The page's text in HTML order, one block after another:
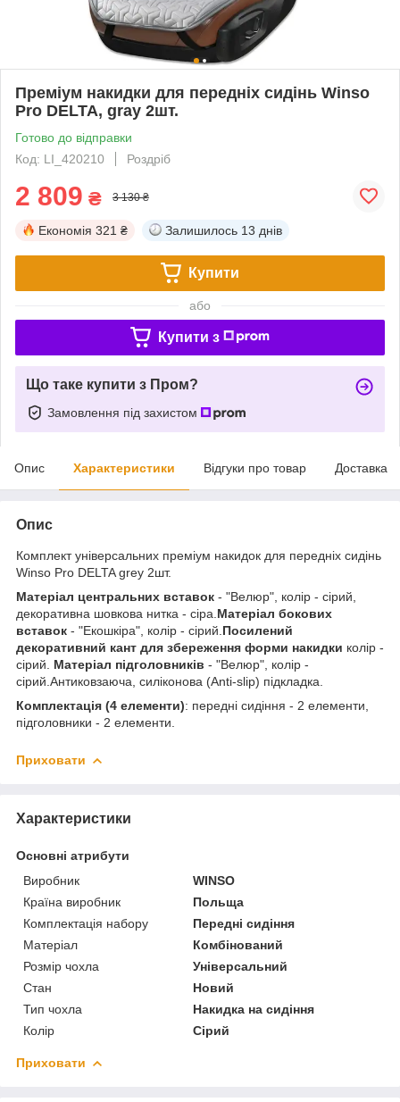
Преміум накидки для передніх сидінь Winso
Pro DELTA, gray 2шт.
Готово до відправки
Код: LI_420210
Роздріб
2 809 ₴ 3 130 ₴
Економія 321 ₴ Залишилось 13 днів
Купити
або
Купити з
Що таке купити з Пром?
Замовлення під захистом
Опис Характеристики Відгуки про товар Доставка
Опис
Комплект універсальних преміум накидок для передніх сидінь
Winso Pro DELTA grey 2шт.
Матеріал центральних вставок - "Велюр", колір - сірий,
декоративна шовкова нитка - сіра. Матеріал бокових
вставок - "Екошкіра", колір - сірий. Посилений
декоративний кант для збереження форми накидки колір -
сірий. Матеріал підголовників - "Велюр", колір -
сірий.Антиковзаюча, силіконова (Anti-slip) підкладка.
Комплектація (4 елементи): передні сидіння - 2 елементи,
підголовники - 2 елементи.
Приховати
Характеристики
Основні атрибути
Виробник
WINSO
Країна виробник
Польща
Комплектація набору
Передні сидіння
Матеріал
Комбінований
Розмір чохла
Універсальний
Стан
Новий
Тип чохла
Накидка на сидіння
Колір
Сірий
Приховати